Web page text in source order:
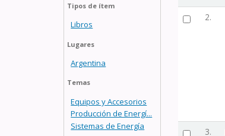
Tipos de ítem
Libros
Lugares
Argentina
Temas
Equipos y Accesorios
Producción de Energí...
Sistemas de Energía
2.
3.